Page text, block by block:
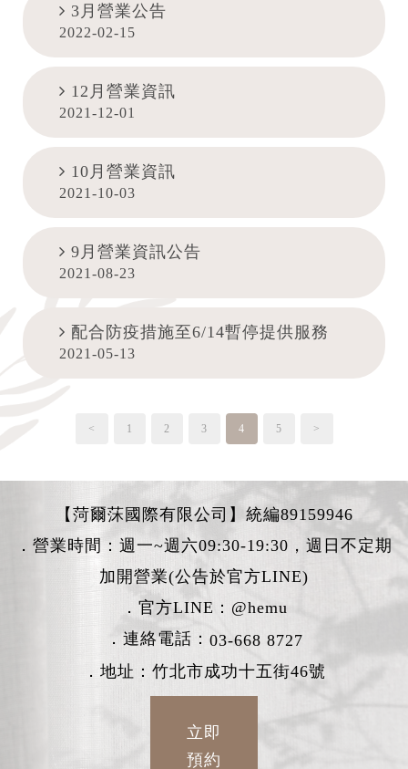
3月營業公告
2022-02-15
12月營業資訊
2021-12-01
10月營業資訊
2021-10-03
9月營業資訊公告
2021-08-23
配合防疫措施至6/14暫停提供服務
2021-05-13
< 1 2 3 4 5 >
【菏爾莯國際有限公司】統編89159946
．營業時間：週一~週六09:30-19:30，週日不定期
加開營業(公告於官方LINE)
．官方LINE： @hemu
．連絡電話： 03-668 8727
．地址：竹北市成功十五街46號
立即
預約